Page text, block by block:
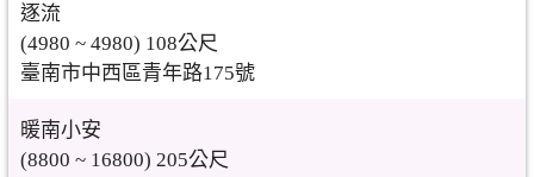
逐流
(4980 ~ 4980) 108公尺
臺南市中西區青年路175號
暖南小安
(8800 ~ 16800) 205公尺